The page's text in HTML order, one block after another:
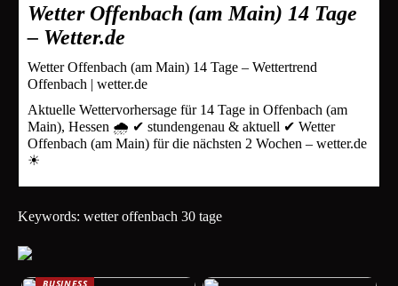
Wetter Offenbach (am Main) 14 Tage
– Wetter.de
Wetter Offenbach (am Main) 14 Tage – Wettertrend
Offenbach | wetter.de
Aktuelle Wettervorhersage für 14 Tage in Offenbach (am
Main), Hessen 🌧️ ✔ stundengenau & aktuell ✔ Wetter
Offenbach (am Main) für die nächsten 2 Wochen – wetter.de
☀
Keywords: wetter offenbach 30 tage
BUSINESS